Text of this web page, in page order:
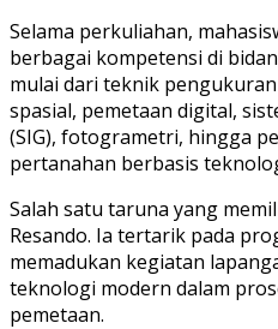
Selama perkuliahan,
berbagai kompetensi di
mulai dari teknik
spasial, pemetaan digital,
(SIG), fotogrametri, hingga
pertanahan berbasis
Salah satu taruna yang
Resando. Ia tertarik pada
memadukan kegiatan
teknologi modern dalam
pemetaan.